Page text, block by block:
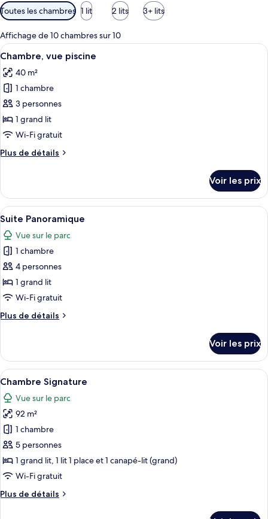
Filtres
disponibles
pour
les
chambres
Toutes les chambres 1 lit 2 lits 3+ lits
Affichage de 10 chambres sur 10
Afficher
toutes
les
photos
pour
ce
type
chambre :
piscine
Une chambre à coucher
5
Chambre, vue piscine
40 m²
1 chambre
3 personnes
1 grand lit
Wi-Fi gratuit
Plus de détails
Plus
le
type
de
chambre
Chambre,
vue
piscine
Voir les prix
Afficher
toutes
les
photos
pour
ce
type
chambre :
Une chambre à coucher avec un
5
Suite Panoramique
Vue sur le parc
1 chambre
4 personnes
1 grand lit
Wi-Fi gratuit
Plus de détails
Plus
le
type
de
chambre
Suite
Panoramique
Voir les prix
Afficher
toutes
les
photos
pour
ce
type
de
chambre :
Chambre
Une pièce avec un grand tableau,
4
Chambre Signature
Vue sur le parc
92 m²
1 chambre
5 personnes
1 grand lit, 1 lit 1 place et 1 canapé-lit (grand)
Wi-Fi gratuit
Plus de détails
Plus